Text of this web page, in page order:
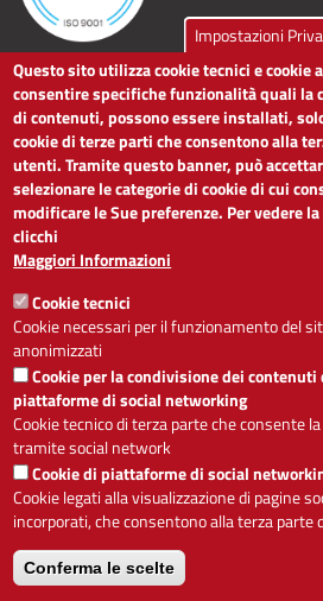
LINK UTILI
Dichiarazione di accessibilità
Obiettivi di accessibilità
Segnalaci problemi di accessibilità
Note legali
Privacy
Accesso riservato
ACCESSIBILITÀ
- A +
Alto contrasto
Servizio realizzato da
Impostazioni
Questo sito utilizza cookie tecnici e
consentire specifiche funzionalità quali la
di contenuti, possono essere installati,
cookie di terze parti che consentono alla
utenti. Tramite questo banner, può
selezionare le categorie di cookie di cui
modificare le Sue preferenze. Per vedere
clicchi
Maggiori Informazioni
Cookie tecnici
Cookie necessari per il funzionamento del
anonimizzati
Cookie per la condivisione dei
piattaforme di social networking
Cookie tecnico di terza parte che consente
tramite social network
Cookie di piattaforme di social
Cookie legati alla visualizzazione di pagine
incorporati, che consentono alla terza parte
Conferma le scelte